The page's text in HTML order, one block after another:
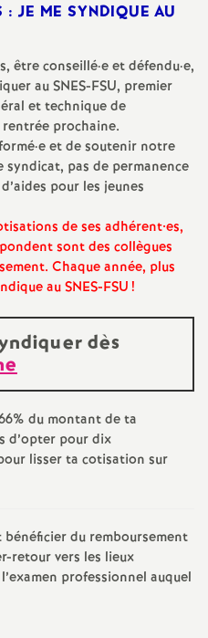
s
e
i
g
n
e
m
e
n
t
d
e
: JE ME SYNDIQUE AU
être conseillé·e et défendu·e,
auSNES-FSU, premier
et technique de
prochaine.
·e et de soutenir notre
pas de permanence
pour les jeunes
de ses adhérent•es,
sont des collègues
Chaque année, plus
auSNES-FSU!
dès
du montant de ta
d’opter pour dix
lisser ta cotisation sur
bénéficier du remboursement
retour vers les lieux
professionnel auquel